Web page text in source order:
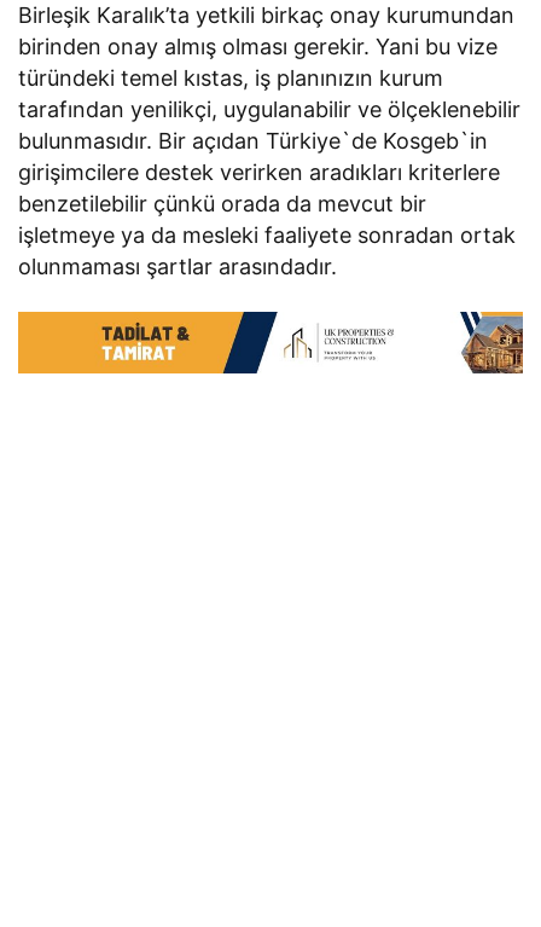
Birleşik Karalık’ta yetkili birkaç onay kurumundan
birinden onay almış olması gerekir. Yani bu vize
türündeki temel kıstas, iş planınızın kurum
tarafından yenilikçi, uygulanabilir ve ölçeklenebilir
bulunmasıdır. Bir açıdan Türkiye`de Kosgeb`in
girişimcilere destek verirken aradıkları kriterlere
benzetilebilir çünkü orada da mevcut bir
işletmeye ya da mesleki faaliyete sonradan ortak
olunmaması şartlar arasındadır.